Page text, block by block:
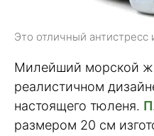
Это отличный антистресс
Милейший морской
реалистичном
настоящего тюленя.
размером 20 см